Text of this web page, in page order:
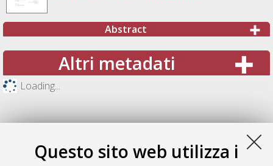
Questo sito web utilizza i
Abstract
Altri metadati
Loading...